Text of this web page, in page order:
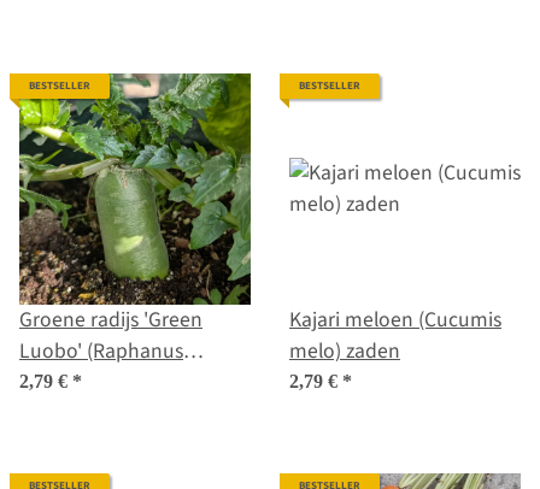
BESTSELLER
Groene radijs 'Green
Luobo' (Raphanus
sativus) zaad
2,79 € *
BESTSELLER
Kajari meloen (Cucumis
melo) zaden
2,79 € *